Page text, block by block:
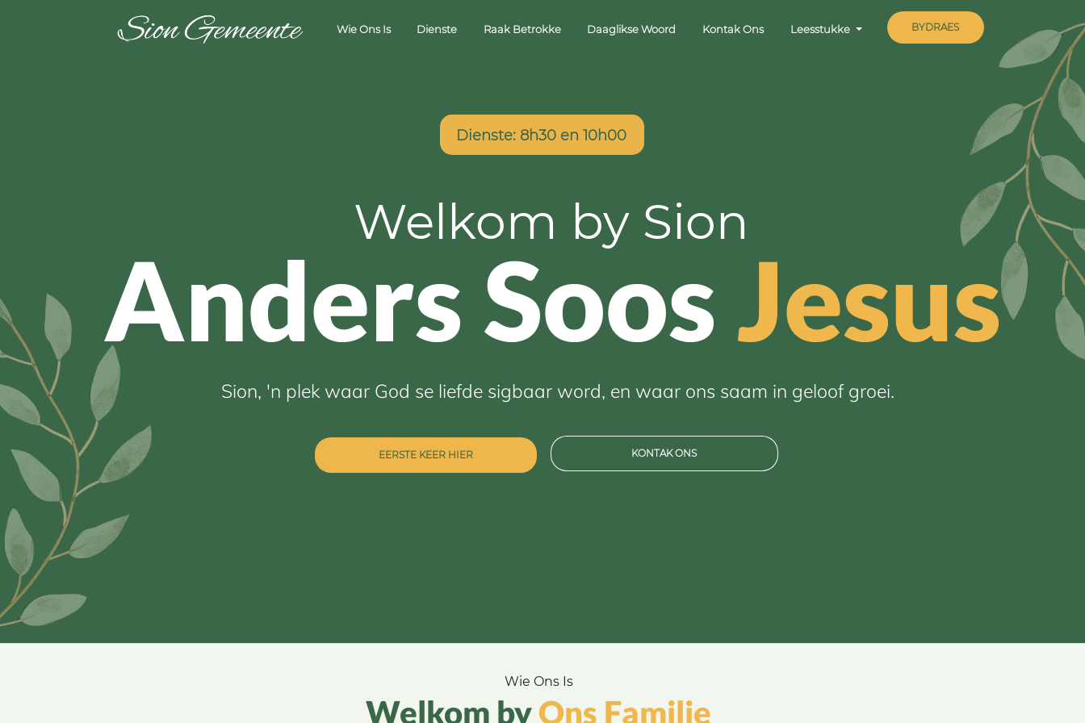
Wie Ons Is Dienste Raak Betrokke Daaglikse Woord Kontak Ons Leesstukke
Dienste: 8h30 en 10h00
Welkom by Sion
Anders SoosJesus
Sion, 'n plek waar God se liefde sigbaar word, en waar ons saam in geloof groei.
KONTAK ONS
EERSTE KEER HIER
BYDRAES
Wie Ons Is
Welkom byOns Familie